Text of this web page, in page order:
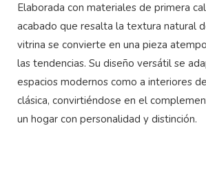
Elaborada con materiales de primera
acabado que resalta la textura natural
vitrina se convierte en una pieza
las tendencias. Su diseño versátil se
espacios modernos como a interiores
clásica, convirtiéndose en el
un hogar con personalidad y distinción.